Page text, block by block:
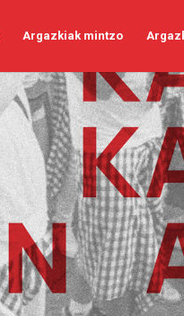
Argazkiak mintzo